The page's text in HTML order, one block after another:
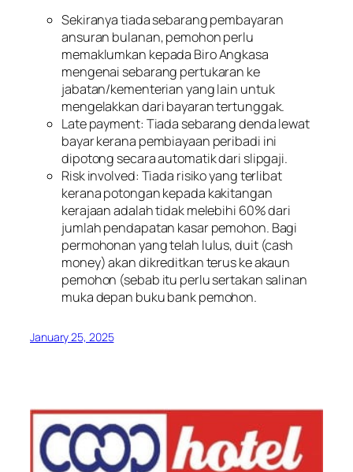
Sekiranya tiada sebarang pembayaran
ansuran bulanan, pemohon perlu
memaklumkan kepada Biro Angkasa
mengenai sebarang pertukaran ke
jabatan/kementerian yang lain untuk
mengelakkan dari bayaran tertunggak.
Late payment: Tiada sebarang denda lewat
bayar kerana pembiayaan peribadi ini
dipotong secara automatik dari slipgaji.
Risk involved: Tiada risiko yang terlibat
kerana potongan kepada kakitangan
kerajaan adalah tidak melebihi 60% dari
jumlah pendapatan kasar pemohon. Bagi
permohonan yang telah lulus, duit (cash
money) akan dikreditkan terus ke akaun
pemohon (sebab itu perlu sertakan salinan
muka depan buku bank pemohon.
January 25, 2025